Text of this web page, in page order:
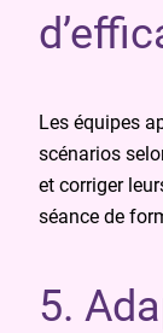
Les équipes
scénarios
et corriger
séance de
5.